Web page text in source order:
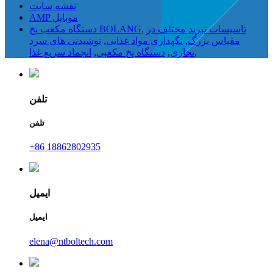
نقشه سایت
AMP موبایل
دستگاه مکعب یخ BOLANG, تاسیسات تبرید مختلف در
مقیاس بزرگ, نگهداری مواد غذایی, نوشیدنی های سرد
تجاری, دستگاه یخ مکعبی, انجماد سریع غذا ,
تلفن
تلفن
+86 18862802935
ایمیل
ایمیل
elena@ntboltech.com